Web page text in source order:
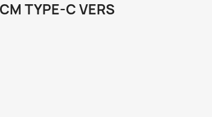
TYPE-C VERS